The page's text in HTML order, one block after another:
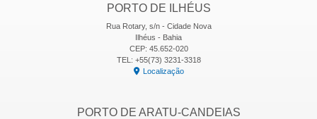
PORTO DE ILHÉUS
Rua Rotary, s/n - Cidade Nova
Ilhéus - Bahia
CEP: 45.652-020
TEL: +55(73) 3231-3318
Localização
PORTO DE ARATU-CANDEIAS